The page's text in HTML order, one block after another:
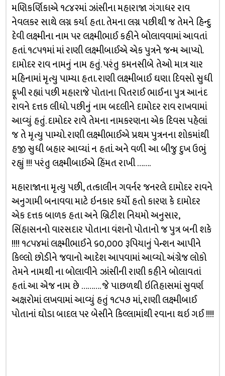
મણિકર્ણિકાએ ૧૮૪૨માં ઝાંસીના મહારાજા ગંગાધર રાવ
નેવલકર સાથે લગ્ન કર્યા હતા. તેમના લગ્ન પછીથી જ તેમને હિન્દુ
દેવી લક્ષ્મીના નામ પર લક્ષ્મીભાઈ કહીને બોલાવવામાં આવતાં
હતાં. ૧૮૫૧માં માં રાણી લક્ષ્મીબાઈએ એક પુત્રને જન્મ આપ્યો.
દામોદર રાવ નામનું નામ હતું. પરંતુ કમનસીબે તેઓ માત્ર ચાર
મહિનામાં મૃત્યુ પામ્યા હતા. રાણી લક્ષ્મીબાઈ ઘણા દિવસો સુધી
ફૂખી રહ્યાં પછી મહારાજે પોતાના પિતરાઈ ભાઈના પુત્ર આનંદ
રાવને દત્તક લીધો. પછીનું નામ બદલીને દામોદર રાવ રાખવામાં
આવ્યું હતું. દામોદર રાવે તેમના નામકરણના એક દિવસ પહેલાં
જ તે મૃત્યુ પામ્યો. રાણી લક્ષ્મીભાઈએ પ્રથમ પુત્રનના શોકમાંથી
હજી સુધી બહાર આવ્યાં ન હતાં. અને વળી આ બીજુ દુખ ઉભું
રહ્યું !!! પરંતુ લક્ષ્મીબાઈએ હિંમત રાખી …….
મહારાજાના મૃત્યુ પછી, તત્કાલીન ગવર્નર જનરલે દામોદર રાવને
અનુગામી બનાવવા માટે ઇનકાર કર્યો હતો કારણ કે દામોદર
એક દત્તક બાળક હતા અને બ્રિટીશ નિયમો અનુસાર,
સિંહાસનનો વારસદાર પોતાના વંશનો પોતાનો જ પુત્ર બની શકે
!!!! ૧૮૫૪માં લક્ષ્મીભાઈને ૬૦,૦૦૦ રૂપિયાનું પેન્શન આપીને
કિલ્લો છોડીને જવાનો આદેશ આપવામાં આવ્યો. અંગ્રેજ લોકો
તેમને નામથી ના બોલાવીને ઝાંસીની રાણી કહીને બોલાવતાં
હતાં. આ એજ નામ છે ………. જે પાછળથી ઇતિહાસમાં સુવર્ણ
અક્ષરોમાં લખવામાં આવ્યું હતું ૧૮૫૭ માં, રાણી લક્ષ્મીબાઈ
પોતાનાં ઘોડા બાદલ પર બેસીને કિલ્લામાંથી રવાના થઇ ગઈ !!!!